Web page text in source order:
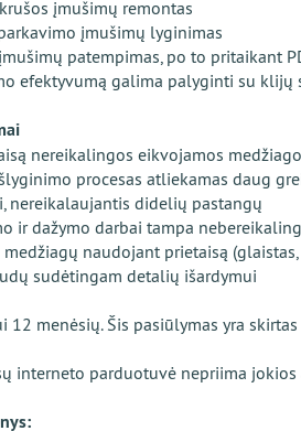
įmušimų remontas
įmušimų lyginimas
patempimas, po to pritaikant
efektyvumą galima palyginti su klijų
nereikalingos eikvojamos
procesas atliekamas daug
nereikalaujantis didelių pastangų
ir dažymo darbai tampa
naudojant prietaisą
sudėtingam detalių išardymui
12 menėsių. Šis pasiūlymas yra
interneto parduotuvė nepriima